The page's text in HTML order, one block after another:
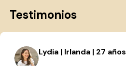
Testimonios
Lydia | Irlanda | 27 años